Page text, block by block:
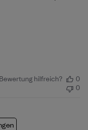
hilfreich?
0
0